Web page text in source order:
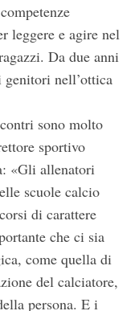
leggere e agire nel
Da due anni
genitori nell’ottica
sono molto
sportivo
«Gli allenatori
scuole calcio
di carattere
che ci sia
come quella di
del calciatore,
persona. E i